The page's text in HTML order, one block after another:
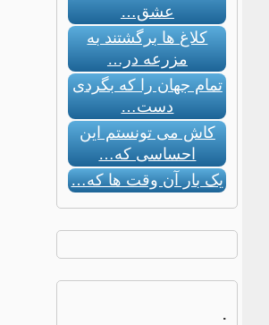
عشق…
کلاغ ها برگشتند به
مزرعه در…
تمام جهان را که بگردی
دست…
کاش می تونستم این
احساسی که…
یک بار آن وقت ها که…
.